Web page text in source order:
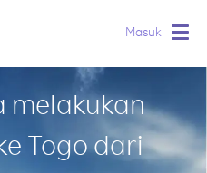
Masuk
melakukan
Togo dari